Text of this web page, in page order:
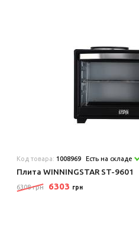
Код товара: 1008969 Есть на складе
Плита WINNINGSTAR ST-9601
6308 грн 6303 грн